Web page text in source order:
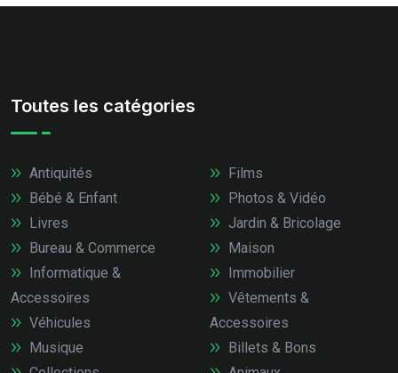
Toutes les catégories
Antiquités
Bébé & Enfant
Livres
Bureau & Commerce
Informatique &
Accessoires
Véhicules
Films
Photos & Vidéo
Jardin & Bricolage
Maison
Immobilier
Vêtements &
Accessoires
Musique
Billets & Bons